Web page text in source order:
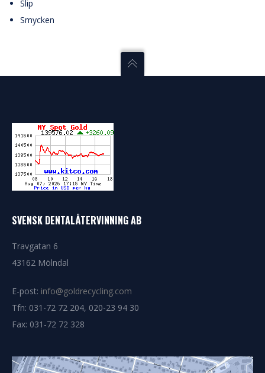
Slip
Smycken
SVENSK DENTALÅTERVINNING AB
Travgatan 6
43162 Mölndal
E-post: info@goldrecycling.com
Tfn: 031-72 72 204, 020-23 94 30
Fax: 031-72 72 328